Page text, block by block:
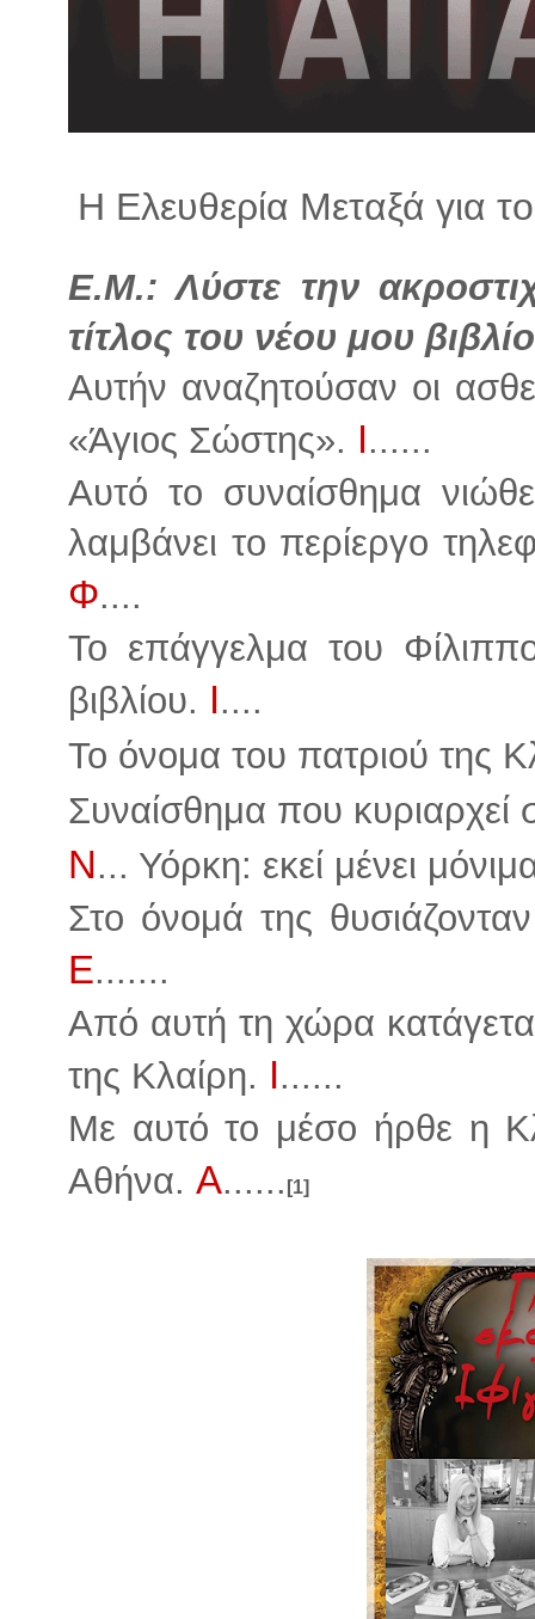
Η Ελευθερία Μεταξά για
Ε.Μ.: Λύστε την
τίτλος του νέου μου
Αυτήν αναζητούσαν οι
«Άγιος Σώστης». Ι......
Αυτό το συναίσθημα
λαμβάνει το περίεργο
Φ....
Το επάγγελμα του
βιβλίου. Ι....
Το όνομα του πατριού της
Συναίσθημα που κυριαρχεί
Ν... Υόρκη: εκεί μένει
Στο όνομά της
Ε.......
Από αυτή τη χώρα
της Κλαίρη. Ι......
Με αυτό το μέσο ήρθε η
Αθήνα. Α...... [1]